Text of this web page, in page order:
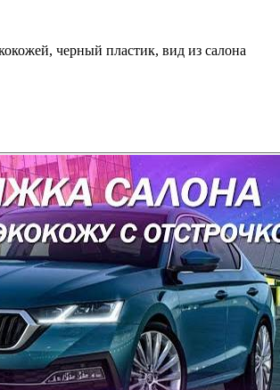
черный пластик, вид из салона